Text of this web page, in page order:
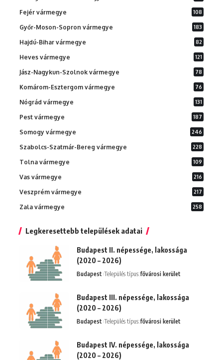
Fejér vármegye 108
Győr-Moson-Sopron vármegye 183
Hajdú-Bihar vármegye 82
Heves vármegye 121
Jász-Nagykun-Szolnok vármegye 78
Komárom-Esztergom vármegye 76
Nógrád vármegye 131
Pest vármegye 187
Somogy vármegye 246
Szabolcs-Szatmár-Bereg vármegye 228
Tolna vármegye 109
Vas vármegye 216
Veszprém vármegye 217
Zala vármegye 258
Legkeresettebb települések adatai
Budapest II. népessége, lakossága
(2020 – 2026)
Budapest Település típus:fővárosi kerület
Budapest III. népessége, lakossága
(2020 – 2026)
Budapest Település típus:fővárosi kerület
Budapest IV. népessége, lakossága
(2020 – 2026)